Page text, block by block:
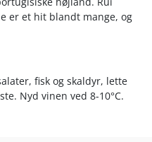
er et hit blandt mange, og
fisk og skaldyr, lette
Nyd vinen ved 8-10°C.